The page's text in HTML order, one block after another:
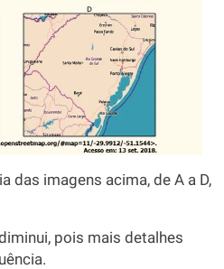
das imagens acima, de A a D,
pois mais detalhes